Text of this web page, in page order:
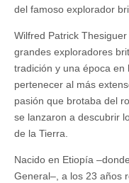
del famoso explorador
Wilfred Patrick
grandes exploradores
tradición y una época en
pertenecer al más
pasión que brotaba del
se lanzaron a descubrir
de la Tierra.
Nacido en Etiopía
General–, a los 23 años